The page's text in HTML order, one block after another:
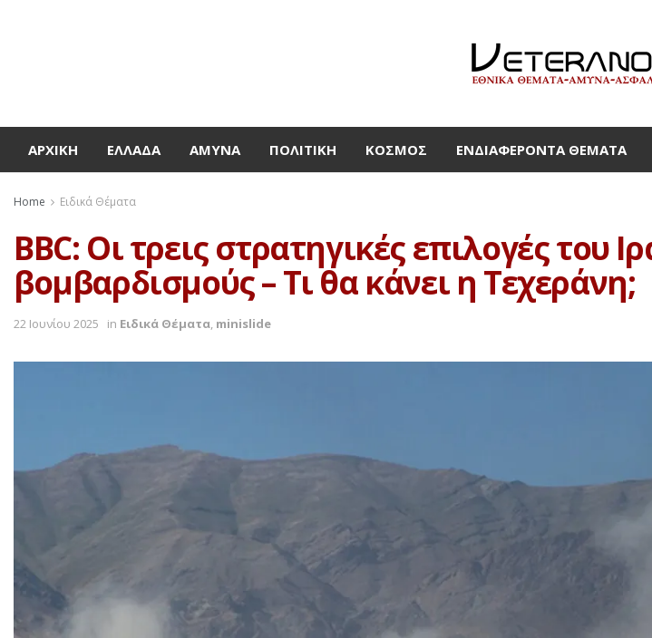
ΑΡΧΙΚΉ ΕΛΛΆΔΑ ΆΜΥΝΑ ΠΟΛΙΤΙΚΉ ΚΌΣΜΟΣ ΕΝΔΙΑΦΈΡΟΝΤΑ ΘΈΜΑΤΑ
Home Ειδικά Θέματα
BBC: Οι τρεις στρατηγικές επιλογές του
βομβαρδισμούς – Τι θα κάνει η Τεχεράνη;
22 Ιουνίου 2025 in Ειδικά Θέματα, minislide